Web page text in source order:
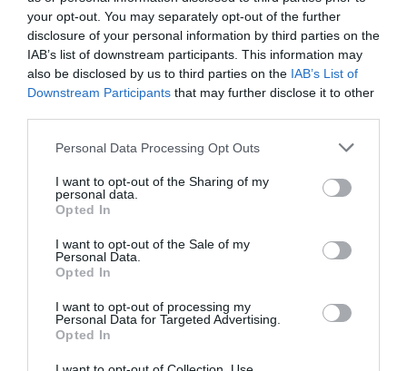
your opt-out. You may separately opt-out of the further
disclosure of your personal information by third parties on the
IAB’s list of downstream participants. This information may
also be disclosed by us to third parties on the IAB’s List of
Downstream Participants that may further disclose it to other
Personal Data Processing Opt Outs
I want to opt-out of the Sharing of my
personal data.
Opted In
I want to opt-out of the Sale of my
Personal Data.
Opted In
I want to opt-out of processing my
Personal Data for Targeted Advertising.
Opted In